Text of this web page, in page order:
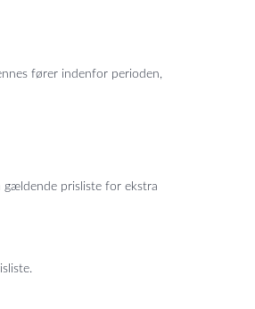
fører indenfor perioden,
prisliste for ekstra